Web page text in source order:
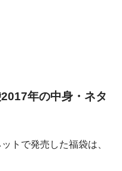
年の中身・ネタ
トで発売した福袋は、